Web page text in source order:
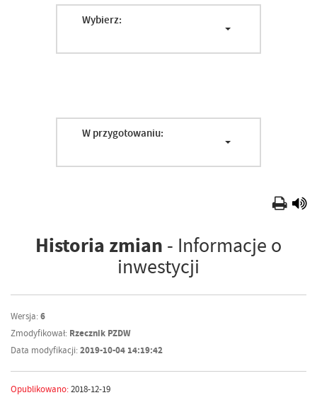
Wybierz:
W przygotowaniu:
Historia zmian - Informacje o
inwestycji
Wersja:6
Zmodyfikował: Rzecznik PZDW
Data modyfikacji:2019-10-04 14:19:42
Opublikowano:2018-12-19